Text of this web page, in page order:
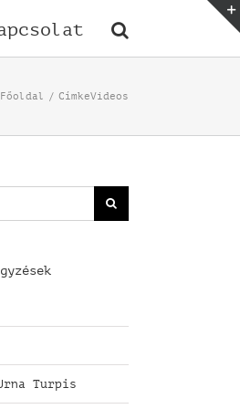
Főoldal CímkeVideos
Turpis